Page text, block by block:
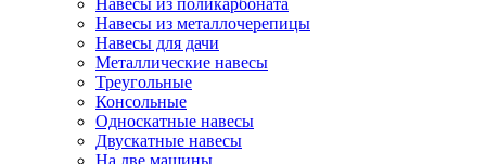
Навесы из металлочерепицы
Навесы для дачи
Металлические навесы
Треугольные
Консольные
Односкатные навесы
Двускатные навесы
На две машины